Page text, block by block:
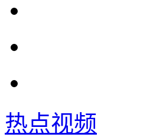
热点视频